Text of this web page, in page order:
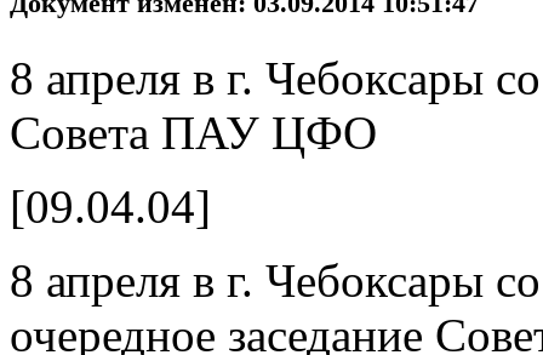
8 апреля в г. Чебоксары
Совета ПАУ ЦФО
[09.04.04]
8 апреля в г. Чебоксары
очередное заседание